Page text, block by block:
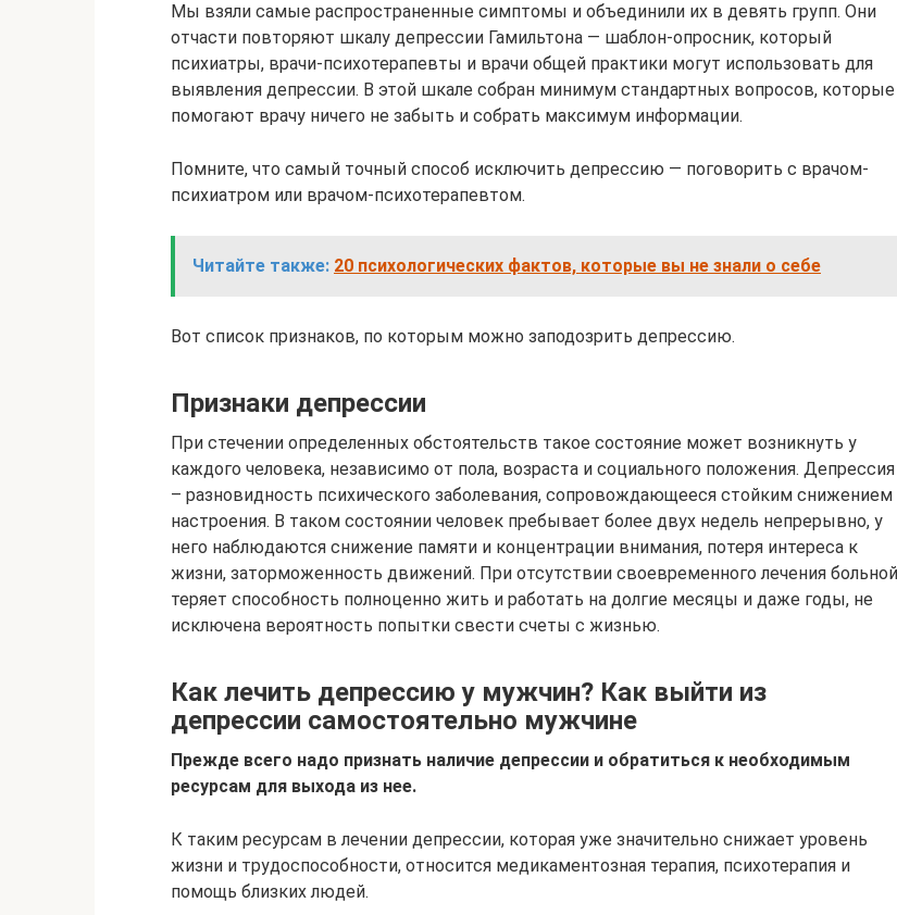
Мы взяли самые распространенные симптомы и объединили их в девять групп. Они
отчасти повторяют шкалу депрессии Гамильтона — шаблон-опросник, который
психиатры, врачи-психотерапевты и врачи общей практики могут использовать для
выявления депрессии. В этой шкале собран минимум стандартных вопросов, которые
помогают врачу ничего не забыть и собрать максимум информации.
Помните, что самый точный способ исключить депрессию — поговорить с врачом-
психиатром или врачом-психотерапевтом.
Читайте также: 20 психологических фактов, которые вы не знали о себе
Вот список признаков, по которым можно заподозрить депрессию.
Признаки депрессии
При стечении определенных обстоятельств такое состояние может возникнуть у
каждого человека, независимо от пола, возраста и социального положения. Депрессия
– разновидность психического заболевания, сопровождающееся стойким снижением
настроения. В таком состоянии человек пребывает более двух недель непрерывно, у
него наблюдаются снижение памяти и концентрации внимания, потеря интереса к
жизни, заторможенность движений. При отсутствии своевременного лечения больной
теряет способность полноценно жить и работать на долгие месяцы и даже годы, не
исключена вероятность попытки свести счеты с жизнью.
Как лечить депрессию у мужчин? Как выйти из
депрессии самостоятельно мужчине
Прежде всего надо признать наличие депрессии и обратиться к необходимым
ресурсам для выхода из нее.
К таким ресурсам в лечении депрессии, которая уже значительно снижает уровень
жизни и трудоспособности, относится медикаментозная терапия, психотерапия и
помощь близких людей.